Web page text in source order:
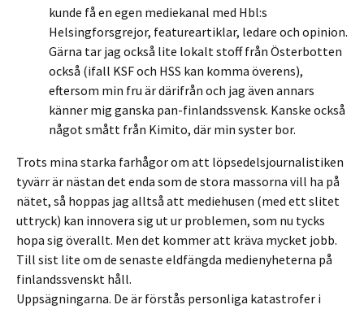
kunde få en egen mediekanal med Hbl:s
Helsingforsgrejor, featureartiklar, ledare och opinion.
Gärna tar jag också lite lokalt stoff från Österbotten
också (ifall KSF och HSS kan komma överens),
eftersom min fru är därifrån och jag även annars
känner mig ganska pan-finlandssvensk. Kanske också
något smått från Kimito, där min syster bor.
Trots mina starka farhågor om att löpsedelsjournalistiken
tyvärr är nästan det enda som de stora massorna vill ha på
nätet, så hoppas jag alltså att mediehusen (med ett slitet
uttryck) kan innovera sig ut ur problemen, som nu tycks
hopa sig överallt. Men det kommer att kräva mycket jobb.
Till sist lite om de senaste eldfängda medienyheterna på
finlandssvenskt håll.
Uppsägningarna. De är förstås personliga katastrofer i